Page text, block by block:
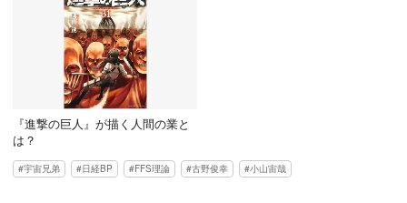
『進撃の巨人』が描く人間の業と
は？
宇宙兄弟 日経BP FFS理論 古野俊幸 小山宙哉